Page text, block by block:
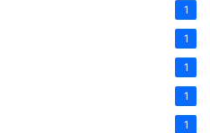
1
1
1
1
1